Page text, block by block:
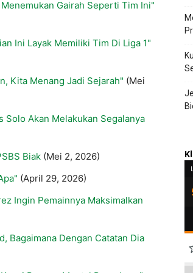
Gairah Seperti Tim Ini"
Ini Layak Memiliki Tim Di Liga 1"
Kita Menang Jadi Sejarah" (Mei
Solo Akan Melakukan Segalanya
Biak (Mei 2, 2026)
(April 29, 2026)
Ingin Pemainnya Maksimalkan
Bagaimana Dengan Catatan Dia